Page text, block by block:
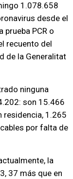
1.078.658
desde el
PCR o
recuento del
de la Generalitat
ninguna
son 15.466
residencia, 1.265
por falta de
la
37 más que en